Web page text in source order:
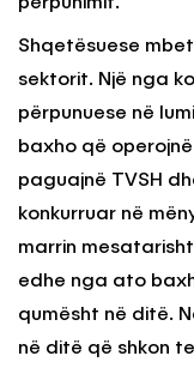
Shqetësuese
sektorit. Një nga
përpunuese në
baxho që
paguajnë TVSH
konkurruar në
marrin
edhe nga ato
qumësht në ditë.
në ditë që shkon